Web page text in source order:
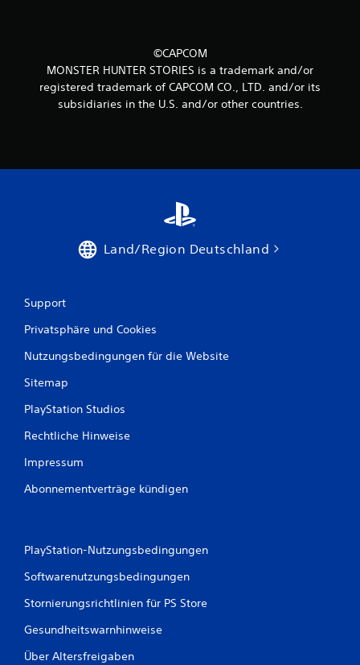
©CAPCOM
MONSTER HUNTER STORIES is a trademark and/or
registered trademark of CAPCOM CO., LTD. and/or its
subsidiaries in the U.S. and/or other countries.
Land/Region Deutschland
Support
Privatsphäre und Cookies
Nutzungsbedingungen für die Website
Sitemap
PlayStation Studios
Rechtliche Hinweise
Impressum
Abonnementverträge kündigen
PlayStation-Nutzungsbedingungen
Softwarenutzungsbedingungen
Stornierungsrichtlinien für PS Store
Gesundheitswarnhinweise
Über Altersfreigaben